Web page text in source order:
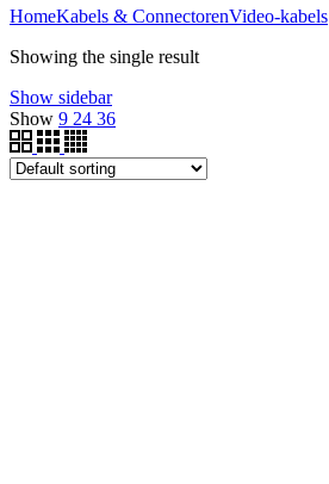
HomeKabels & ConnectorenVideo-kabels
Showing the single result
Show sidebar
Show 9 24 36